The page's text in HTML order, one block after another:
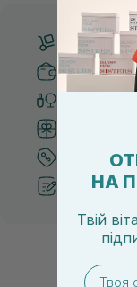
Безпечні
Тільки
Система
Кращі ціни
НА
Твій
email